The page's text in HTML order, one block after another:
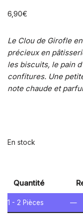
6,90€
Le Clou de Girofle
précieux en
les biscuits, le pain
confitures. Une
note chaude et
En stock
Quantité
1 - 2 Pièces —